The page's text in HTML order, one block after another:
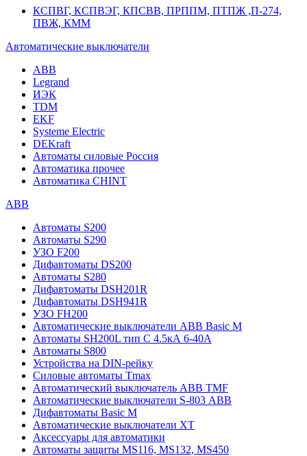
КСПВГ, КСПВЭГ, КПСВВ, ПРППМ, ПТПЖ ,П-274,
ПВЖ, КММ
Автоматические выключатели
ABB
Legrand
ИЭК
TDM
EKF
Systeme Electric
DEKraft
Автоматы силовые Россия
Автоматика прочее
Автоматика CHINT
ABB
Автоматы S200
Автоматы S290
УЗО F200
Дифавтоматы DS200
Автоматы S280
Дифавтоматы DSH201R
Дифавтоматы DSH941R
УЗО FH200
Автоматические выключатели ABB Basic M
Автоматы SH200L тип С 4.5кА 6-40А
Автоматы S800
Устройства на DIN-рейку
Силовые автоматы Tmax
Автоматический выключатель ABB TMF
Автоматические выключатели S-803 АВВ
Дифавтоматы Basic M
Автоматические выключатели XT
Аксессуары для автоматики
Автоматы защиты MS116, MS132, MS450